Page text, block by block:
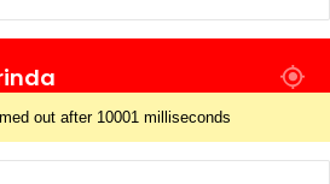
out after 10001 milliseconds